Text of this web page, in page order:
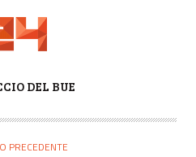
DEL BUE
PRECEDENTE